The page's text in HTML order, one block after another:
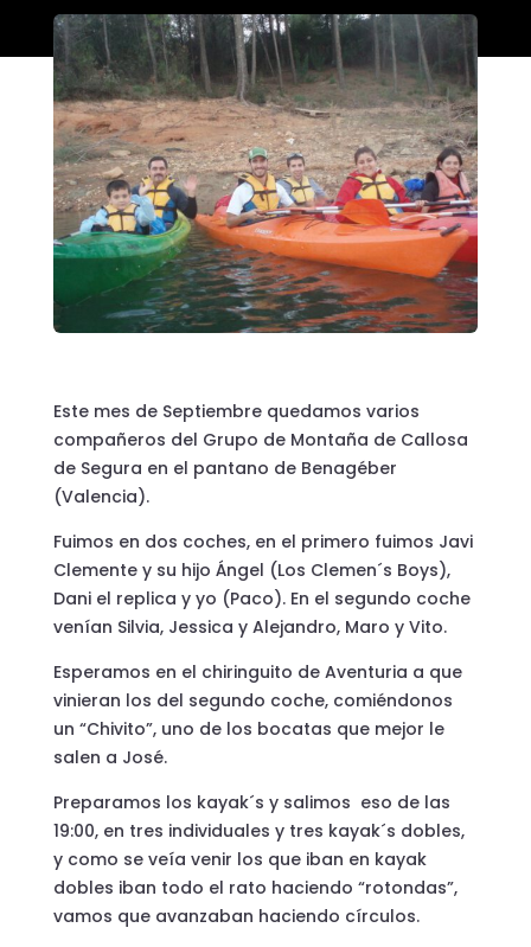
Este mes de Septiembre quedamos varios
compañeros del Grupo de Montaña de Callosa
de Segura en el pantano de Benagéber
(Valencia).
Fuimos en dos coches, en el primero fuimos Javi
Clemente y su hijo Ángel (Los Clemen´s Boys),
Dani el replica y yo (Paco). En el segundo coche
venían Silvia, Jessica y Alejandro, Maro y Vito.
Esperamos en el chiringuito de Aventuria a que
vinieran los del segundo coche, comiéndonos
un “Chivito”, uno de los bocatas que mejor le
salen a José.
Preparamos los kayak´s y salimos eso de las
19:00, en tres individuales y tres kayak´s dobles,
y como se veía venir los que iban en kayak
dobles iban todo el rato haciendo “rotondas”,
vamos que avanzaban haciendo círculos.